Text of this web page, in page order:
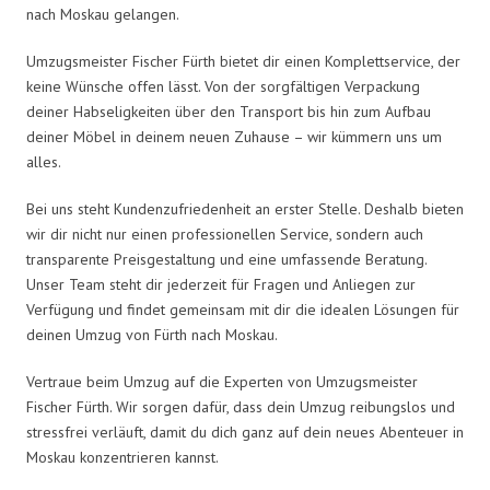
nach Moskau gelangen.
Umzugsmeister Fischer Fürth bietet dir einen Komplettservice, der
keine Wünsche offen lässt. Von der sorgfältigen Verpackung
deiner Habseligkeiten über den Transport bis hin zum Aufbau
deiner Möbel in deinem neuen Zuhause – wir kümmern uns um
alles.
Bei uns steht Kundenzufriedenheit an erster Stelle. Deshalb bieten
wir dir nicht nur einen professionellen Service, sondern auch
transparente Preisgestaltung und eine umfassende Beratung.
Unser Team steht dir jederzeit für Fragen und Anliegen zur
Verfügung und findet gemeinsam mit dir die idealen Lösungen für
deinen Umzug von Fürth nach Moskau.
Vertraue beim Umzug auf die Experten von Umzugsmeister
Fischer Fürth. Wir sorgen dafür, dass dein Umzug reibungslos und
stressfrei verläuft, damit du dich ganz auf dein neues Abenteuer in
Moskau konzentrieren kannst.